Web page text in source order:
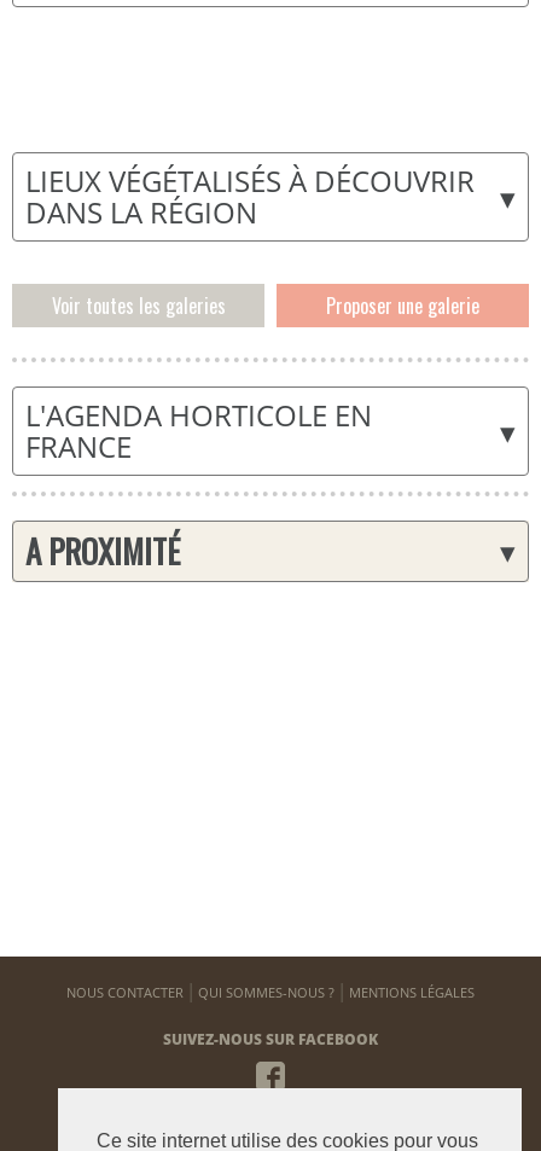
Ce site internet utilise des cookies pour vous
▾
LIEUX VÉGÉTALISÉS À DÉCOUVRIR
DANS LA RÉGION
Voir toutes les galeries Proposer une galerie
▾
L'AGENDA HORTICOLE EN
FRANCE
▾
A PROXIMITÉ
NOUS CONTACTER QUI SOMMES-NOUS ? MENTIONS LÉGALES
SUIVEZ-NOUS SUR FACEBOOK
NEWSLETTER